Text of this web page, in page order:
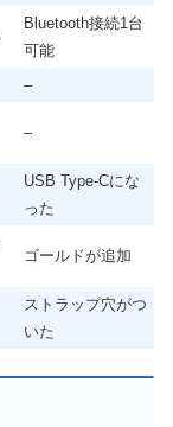
Bluetooth接続1台
可能
–
–
USB Type-Cにな
った
ゴールドが追加
ストラップ穴がつ
いた